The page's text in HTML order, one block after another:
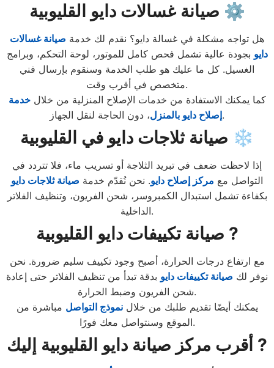
صيانة غسالات دايو القليوبية ⚙️
هل تواجه مشكلة في غسالة دايو؟ نقدم لك خدمة صيانة غسالات
دايو بجودة عالية تشمل فحص كامل للموتور، لوحة التحكم، وبرامج
الغسيل. كل ما عليك هو طلب الخدمة وسنقوم بإرسال فني
متخصص في أقرب وقت.
كما يمكنك الاستفادة من خدمات الإصلاح المنزلية من خلالخدمة
إصلاح دايو بالمنزل، دون الحاجة لنقل الجهاز.
صيانة ثلاجات دايو في القليوبية ❄️
إذا لاحظت ضعف في تبريد الثلاجة أو تسريب ماء، فلا تتردد في
التواصل مع مركز إصلاح دايو. نحن نُقدّم خدمة صيانة ثلاجات دايو
بكفاءة تشمل استبدال الكمبروسر، شحن الفريون، وتنظيف الفلاتر
الداخلية.
صيانة تكييفات دايو القليوبية ?️
مع ارتفاع درجات الحرارة، أصبح وجود تكييف سليم ضرورة. نحن
نوفر لك صيانة تكييفات دايو بدقة تبدأ من تنظيف الفلاتر حتى إعادة
شحن الفريون وضبط الحرارة.
يمكنك أيضًا تقديم طلبك من خلالنموذج التواصل مباشرة من
الموقع وسنتواصل معك فورًا.
أقرب مركز صيانة دايو القليوبية إليك ?